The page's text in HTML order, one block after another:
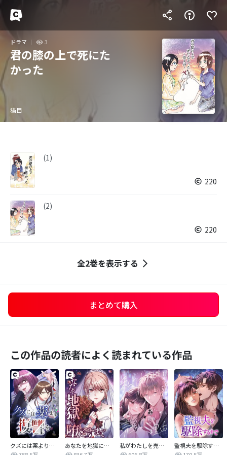
ドラマ 3
君の膝の上で死にた
かった
猫目
(1)
220
(2)
220
全2巻を表示する
まとめて購入
この作品の読者によく読まれている作品
クズには薬より復讐を
あなたを地獄に堕とすまで
私がわたしを売る理由
監視夫を駆除するまで